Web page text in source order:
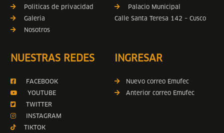
Politicas de privacidad
Galeria
Nosotros
Palacio Municipal
Calle Santa Teresa 142 – Cusco
NUESTRAS REDES
FACEBOOK
YOUTUBE
TWITTER
INSTAGRAM
TIKTOK
INGRESAR
Nuevo correo Emufec
Anterior correo Emufec